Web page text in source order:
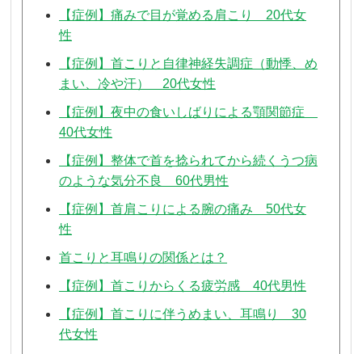
【症例】痛みで目が覚める肩こり 20代女
性
【症例】首こりと自律神経失調症（動悸、め
まい、冷や汗） 20代女性
【症例】夜中の食いしばりによる顎関節症
40代女性
【症例】整体で首を捻られてから続くうつ病
のような気分不良 60代男性
【症例】首肩こりによる腕の痛み 50代女
性
首こりと耳鳴りの関係とは？
【症例】首こりからくる疲労感 40代男性
【症例】首こりに伴うめまい、耳鳴り 30
代女性